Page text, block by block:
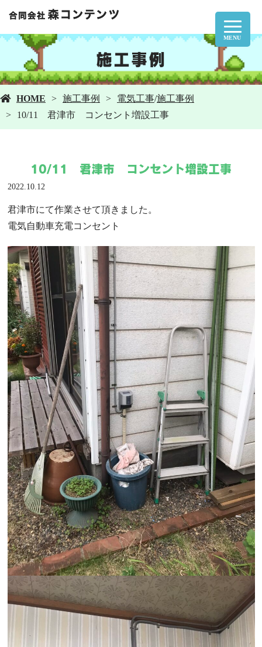
MENU
施工事例
HOME 施工事例 電気工事/施工事例
10/11 君津市 コンセント増設工事
10/11 君津市 コンセント増設工事
2022.10.12
君津市にて作業させて頂きました。
電気自動車充電コンセント